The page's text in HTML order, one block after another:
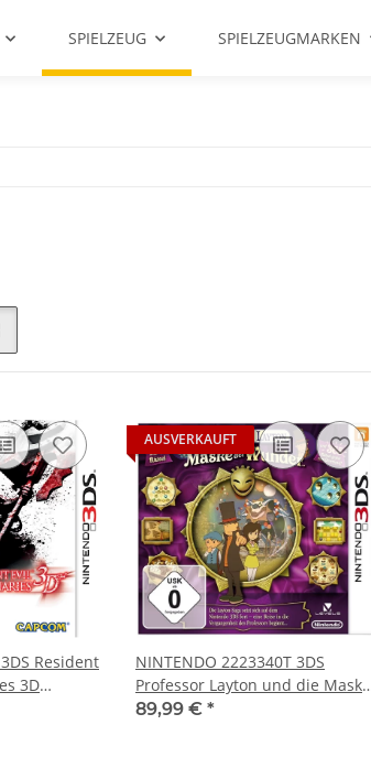
SPIELZEUG SPIELZEUGMARKEN
Resident
3D
AUSVERKAUFT
NINTENDO 2223340T 3DS
Professor Layton und die Maske
der Wunder
89,99 € *